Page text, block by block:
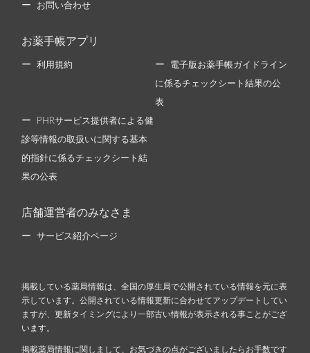
お問い合わせ
お薬手帳アプリ
利用規約 電子版お薬手帳ガイドライン
に係るチェックシート結果の公
表
PHRサービス提供者による健
診等情報の取扱いに関する基本
的指針に係るチェックシート結
果の公表
店舗運営者のみなさま
サービス紹介ページ
掲載している薬局情報は、全国の厚生局で公開されている情報を元に表
示しています。公開されている情報更新に合わせてアップデートしてい
ますが、更新タイミングにより一部古い情報が表示される事ことがござ
います。
掲載薬局情報に関しまして、お気づきの点がございましたらお手数です